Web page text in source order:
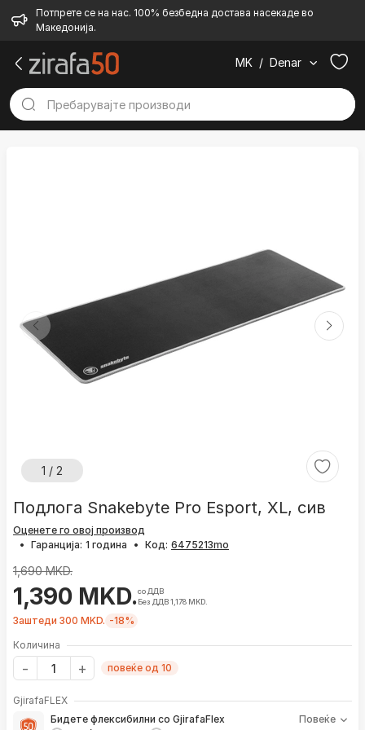
Потпрете се на нас. 100% безбедна достава насекаде во
Македонија.
MK / Denar
1 / 2
Подлога Snakebyte Pro Esport, XL, сив
Оценете го овој производ
• Гаранција: 1 година • Код:
1,690 MKD.
1,390 MKD.со ДДВ
Без ДДВ 1,178 MKD.
Заштеди 300 MKD. -18%
Количина
повеќе од 10
GjirafaFLEX
Бидете флексибилни со GjirafaFlex
Повеќе